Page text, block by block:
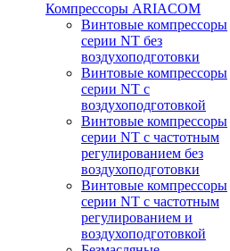
Компрессоры ARIACOM
Винтовые компрессоры
серии NT без
воздухоподготовки
Винтовые компрессоры
серии NT c
воздухоподготовкой
Винтовые компрессоры
серии NT с частотным
регулированием без
воздухоподготовки
Винтовые компрессоры
серии NT с частотным
регулированием и
воздухоподготовкой